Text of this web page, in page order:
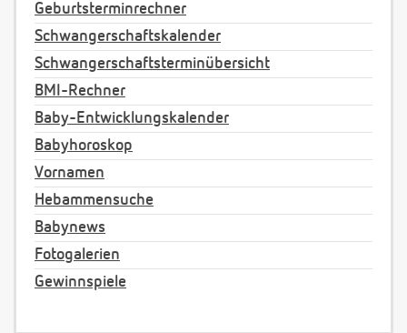
Geburtsterminrechner
Schwangerschaftskalender
Schwangerschaftsterminübersicht
BMI-Rechner
Baby-Entwicklungskalender
Babyhoroskop
Vornamen
Hebammensuche
Babynews
Fotogalerien
Gewinnspiele